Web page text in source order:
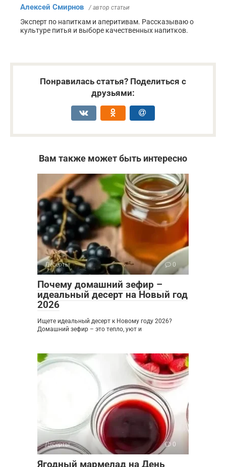
Алексей Смирнов / автор статьи
Эксперт по напиткам и аперитивам. Рассказываю о
культуре питья и выборе качественных напитков.
Понравилась статья? Поделиться с
друзьями:
Вам также может быть интересно
Десерты 0
Почему домашний зефир –
идеальный десерт на Новый год
2026
Ищете идеальный десерт к Новому году 2026?
Домашний зефир – это тепло, уют и
Десерты 0
Ягодный мармелад на День